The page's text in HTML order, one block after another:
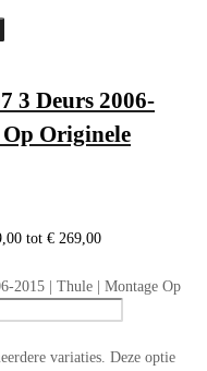
3 Deurs 2006-
Originele
tot € 269,00
2015 | Thule | Montage Op
variaties. Deze optie